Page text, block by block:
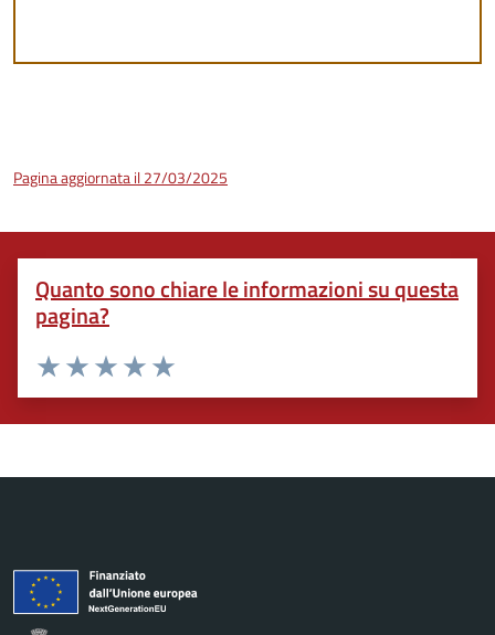
Pagina aggiornata il 27/03/2025
Quanto sono chiare le informazioni su questa
pagina?
Valuta 5 stelle su 5
Valuta 4 stelle su 5
Valuta 3 stelle su 5
Valuta 2 stelle su 5
Valuta 1 stelle su 5